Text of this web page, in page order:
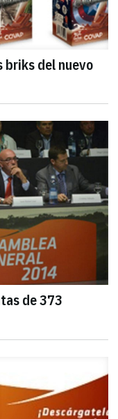
briks del nuevo
de 373